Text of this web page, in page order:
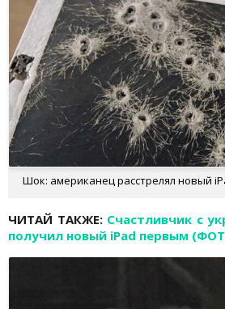
Шок: американец расстрелял новый
ЧИТАЙ ТАКЖЕ: Счастливчик с
получил новый iPad первым